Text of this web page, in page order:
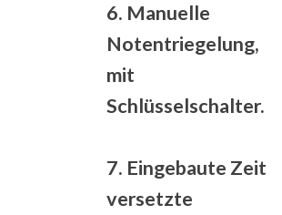
6. Manuelle
Notentriegelung,
mit
Schlüsselschalter.
7. Eingebaute Zeit
versetzte